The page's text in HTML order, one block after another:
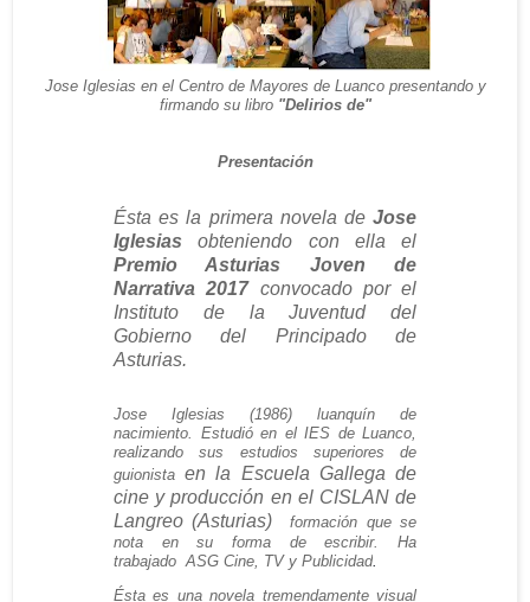
Jose Iglesias en el Centro de Mayores de Luanco presentando y
firmando su libro"Delirios de"
Presentación
Ésta es la primera novela de Jose
Iglesias obteniendo con ella el
Premio Asturias Joven de
Narrativa 2017convocado por el
Instituto de la Juventud del
Gobierno del Principado de
Asturias.
Jose Iglesias (1986) luanquín de
nacimiento. Estudió en el IES de Luanco,
realizando sus estudios superiores de
guionistaen la Escuela Gallega de
cine y producción en el CISLAN de
Langreo (Asturias)
formación que se
nota en su forma de escribir. Ha
trabajado ASG Cine, TV y Publicidad.
Ésta es una novela tremendamente visual